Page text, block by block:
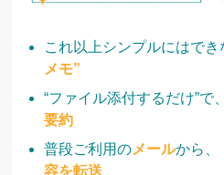
これ以上シンプルにはでき
メモ”
“ファイル添付するだけ”で、
要約
普段ご利用のメールから、
容を転送